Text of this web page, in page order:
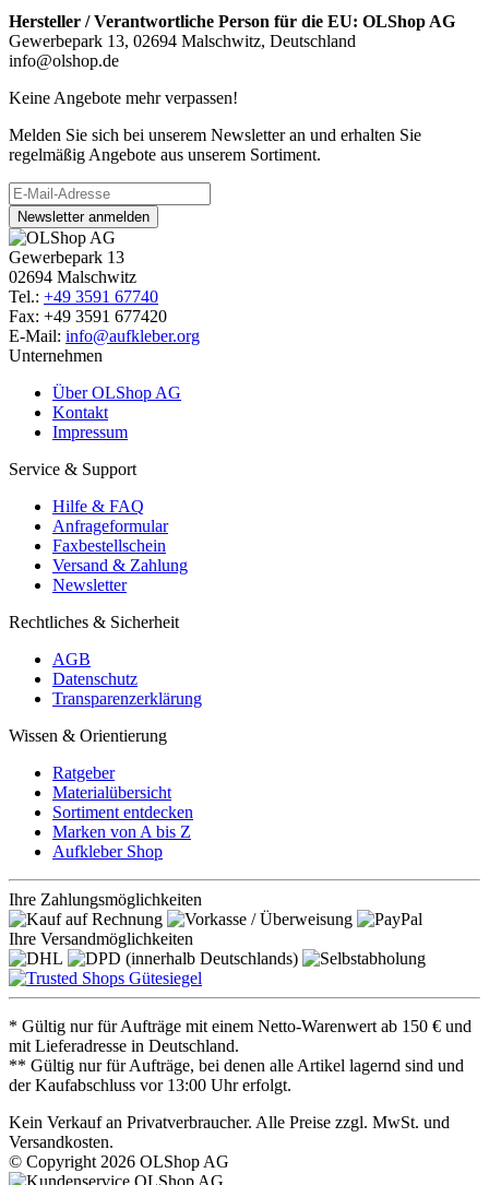
Hersteller / Verantwortliche Person für die EU: OLShop AG
Gewerbepark 13, 02694 Malschwitz, Deutschland
info@olshop.de
Keine Angebote mehr verpassen!
Melden Sie sich bei unserem Newsletter an und erhalten Sie
regelmäßig Angebote aus unserem Sortiment.
Newsletter anmelden
Gewerbepark 13
02694 Malschwitz
Tel.: +49 3591 67740
Fax: +49 3591 677420
E-Mail: info@aufkleber.org
Unternehmen
Über OLShop AG
Kontakt
Impressum
Service & Support
Hilfe & FAQ
Anfrageformular
Faxbestellschein
Versand & Zahlung
Newsletter
Rechtliches & Sicherheit
AGB
Datenschutz
Transparenzerklärung
Wissen & Orientierung
Ratgeber
Materialübersicht
Sortiment entdecken
Marken von A bis Z
Aufkleber Shop
Ihre Zahlungsmöglichkeiten
Ihre Versandmöglichkeiten
* Gültig nur für Aufträge mit einem Netto-Warenwert ab 150 € und
mit Lieferadresse in Deutschland.
** Gültig nur für Aufträge, bei denen alle Artikel lagernd sind und
der Kaufabschluss vor 13:00 Uhr erfolgt.
Kein Verkauf an Privatverbraucher. Alle Preise zzgl. MwSt. und
Versandkosten.
© Copyright 2026 OLShop AG